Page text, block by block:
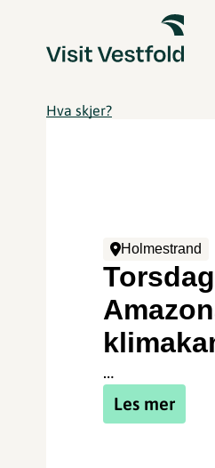
Hva skjer?
Holmestrand
…
Les mer